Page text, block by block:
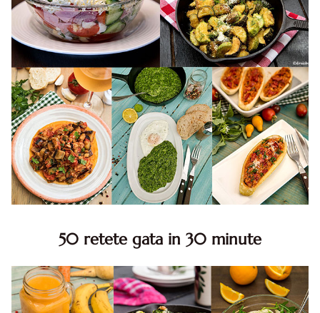
50 retete gata in 30 minute
minute. Retete rapide. Retete rapide de mancare. Idei
retete mancare rapid